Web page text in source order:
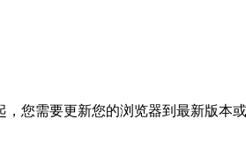
，您需要更新您的浏览器到最新版本